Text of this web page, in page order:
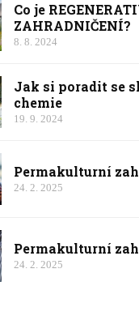
Co je
ZAHRADNIČENÍ?
8. 8. 2024
Jak si poradit se
chemie
19. 9. 2024
Permakulturní
24. 2. 2025
Permakulturní
24. 2. 2025